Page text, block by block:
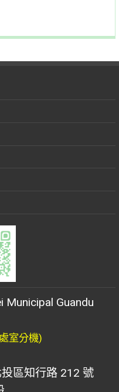
Municipal Guandu
室分機)
區知行路 212 號